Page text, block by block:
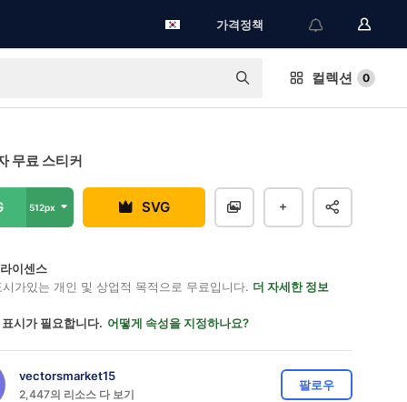
가격정책
컬렉션 0
무료 스티커
512px SVG
이센스
가있는 개인 및 상업적 목적으로 무료입니다. 더 자세한 정보
시가 필요합니다. 어떻게 속성을 지정하나요?
vectorsmarket15
2,447의 리소스 다 보기
팔로우